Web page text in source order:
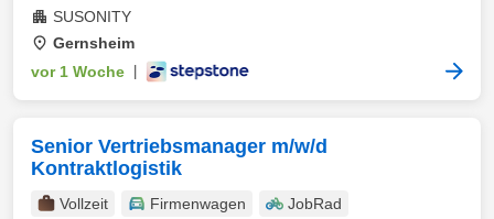
SUSONITY
Gernsheim
vor 1 Woche
Senior Vertriebsmanager m/w/d
Kontraktlogistik
Vollzeit Firmenwagen
JobRad